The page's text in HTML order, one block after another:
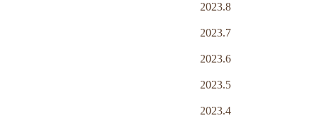
2023.8
2023.7
2023.6
2023.5
2023.4